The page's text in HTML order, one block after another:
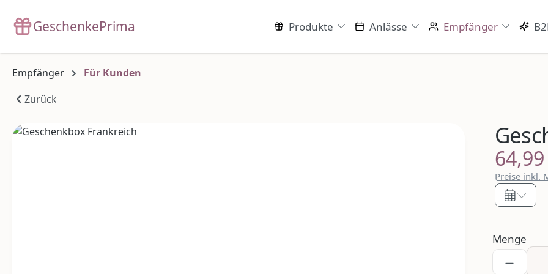
GeschenkePrima Produkte Anlässe Empfänger
Empfänger
Für Kunden
Zurück
Bildergalerie überspringen
Regulärer
Preise inkl.
Menge